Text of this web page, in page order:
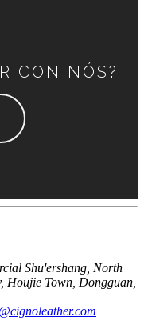
CON NÓS?
Shu'ershang, North
Houjie Town, Dongguan,